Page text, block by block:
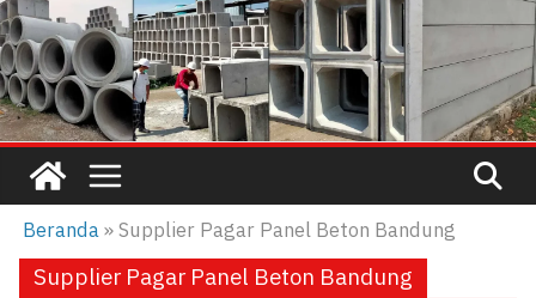
Beranda»Supplier Pagar Panel Beton Bandung
Supplier Pagar Panel Beton Bandung